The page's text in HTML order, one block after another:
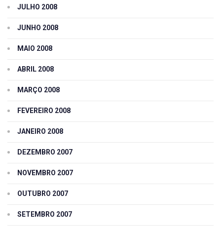
JULHO 2008
JUNHO 2008
MAIO 2008
ABRIL 2008
MARÇO 2008
FEVEREIRO 2008
JANEIRO 2008
DEZEMBRO 2007
NOVEMBRO 2007
OUTUBRO 2007
SETEMBRO 2007